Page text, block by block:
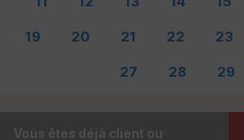
19 20 21 22 23
27 28 29
Vous êtes déjà client ou